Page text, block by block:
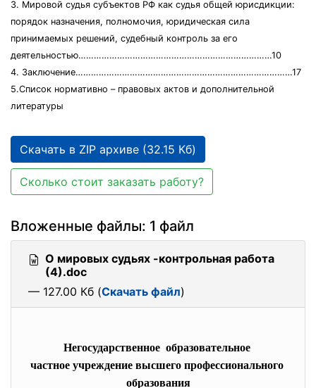
3. Мировой судья субъектов РФ как судья общей юрисдикции:
порядок назначения, полномочия, юридическая сила
принимаемых решений, судебный контроль за его
деятельностью…………………………………………………………………10
4. Заключение…………………………………………………………………………17
5.Список нормативно – правовых актов и дополнительной
литературы
Скачать в ZIP архиве (32.15 Кб)
Сколько стоит заказать работу?
Вложенные файлы: 1 файл
О мировых судьях -контрольная работа
(4).doc
— 127.00 Кб (Скачать файл)
Негосударственное образовательное
частное учреждение высшего профессионального
образования